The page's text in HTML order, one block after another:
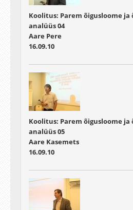
Koolitus: Parem õigusloome ja
analüüs 04
Aare Pere
16.09.10
Koolitus: Parem õigusloome ja
analüüs 05
Aare Kasemets
16.09.10